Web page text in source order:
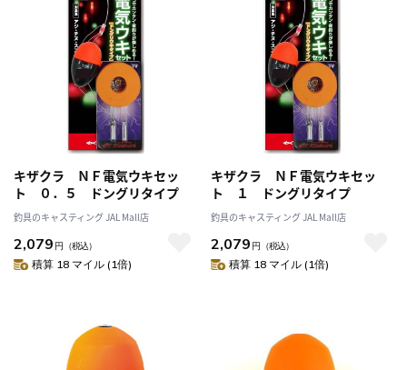
キザクラ ＮＦ電気ウキセッ
ト ０．５ ドングリタイプ
釣具のキャスティング JAL Mall店
2,079 円 （税込）
積算 18 マイル (1倍)
キザクラ ＮＦ電気ウキセッ
ト １ ドングリタイプ
釣具のキャスティング JAL Mall店
2,079 円 （税込）
積算 18 マイル (1倍)